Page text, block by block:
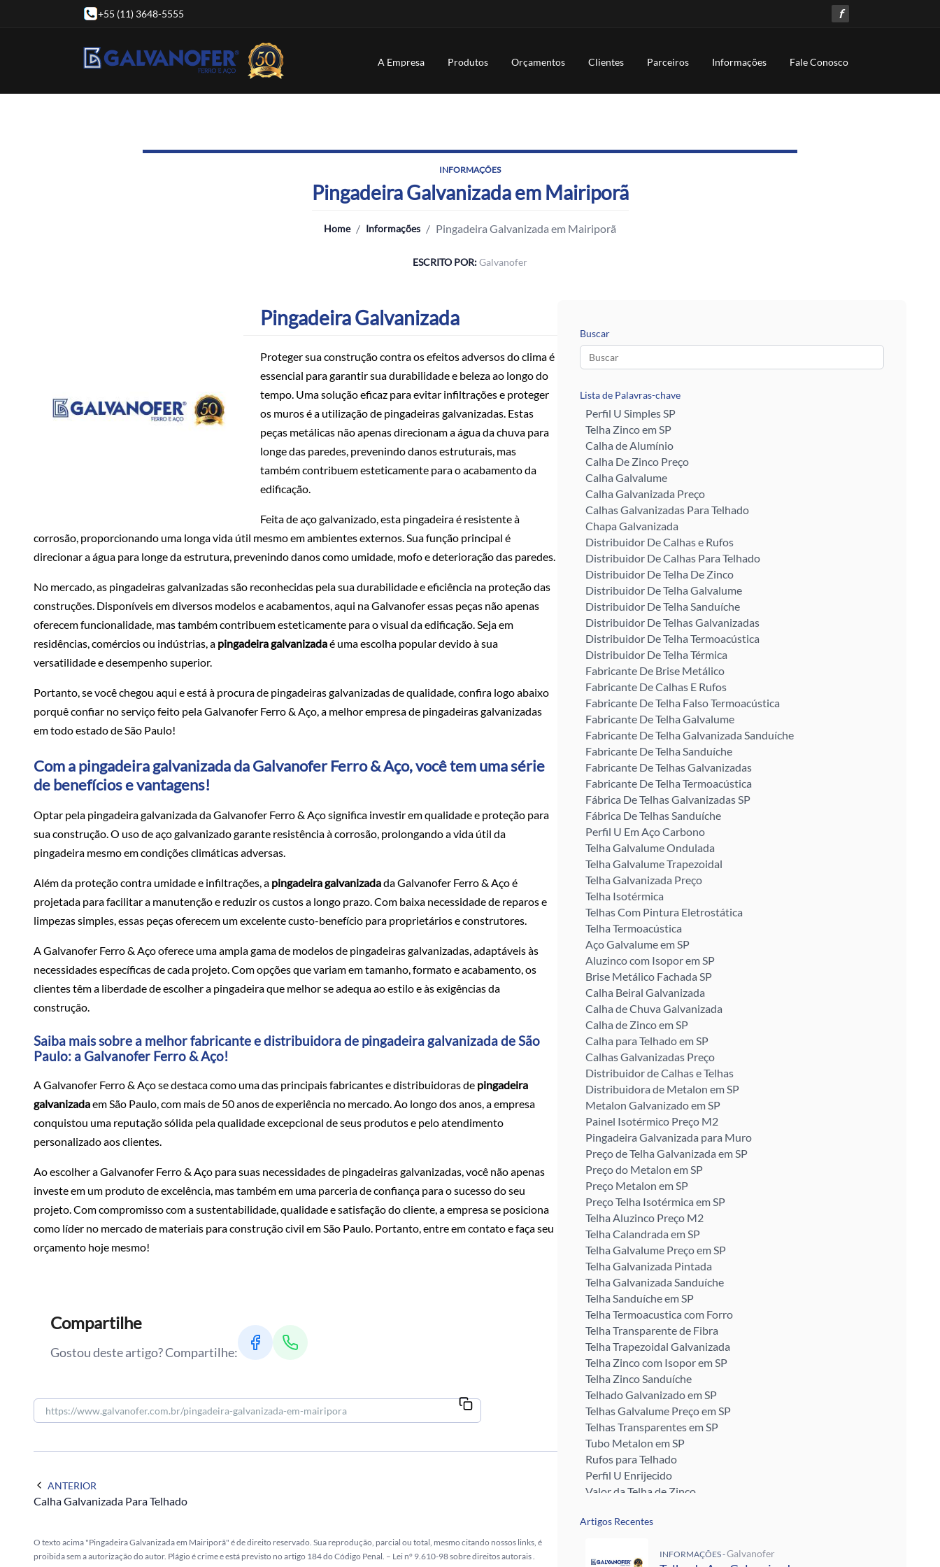
+55 (11) 3648-5555 f
A Empresa Produtos Orçamentos Clientes Parceiros Informações Fale Conosco
INFORMAÇÕES
Pingadeira Galvanizada em Mairiporã
Home / Informações / Pingadeira Galvanizada em Mairiporã
ESCRITO POR:Galvanofer
Pingadeira Galvanizada
Proteger sua construção contra os efeitos adversos do clima é
essencial para garantir sua durabilidade e beleza ao longo do
tempo. Uma solução eficaz para evitar infiltrações e proteger
os muros é a utilização de pingadeiras galvanizadas. Estas
peças metálicas não apenas direcionam a água da chuva para
longe das paredes, prevenindo danos estruturais, mas
também contribuem esteticamente para o acabamento da
edificação.
Feita de aço galvanizado, esta pingadeira é resistente à
corrosão, proporcionando uma longa vida útil mesmo em ambientes externos. Sua função principal é
direcionar a água para longe da estrutura, prevenindo danos como umidade, mofo e deterioração das paredes.
No mercado, as pingadeiras galvanizadas são reconhecidas pela sua durabilidade e eficiência na proteção das
construções. Disponíveis em diversos modelos e acabamentos, aqui na Galvanofer essas peças não apenas
oferecem funcionalidade, mas também contribuem esteticamente para o visual da edificação. Seja em
residências, comércios ou indústrias, a pingadeira galvanizadaé uma escolha popular devido à sua
versatilidade e desempenho superior.
Portanto, se você chegou aqui e está à procura de pingadeiras galvanizadas de qualidade, confira logo abaixo
porquê confiar no serviço feito pela Galvanofer Ferro & Aço, a melhor empresa de pingadeiras galvanizadas
em todo estado de São Paulo!
Com a pingadeira galvanizada da Galvanofer Ferro & Aço, você tem uma série
de benefícios e vantagens!
Optar pela pingadeira galvanizada da Galvanofer Ferro & Aço significa investir em qualidade e proteção para
sua construção. O uso de aço galvanizado garante resistência à corrosão, prolongando a vida útil da
pingadeira mesmo em condições climáticas adversas.
Além da proteção contra umidade e infiltrações, a pingadeira galvanizadada Galvanofer Ferro & Aço é
projetada para facilitar a manutenção e reduzir os custos a longo prazo. Com baixa necessidade de reparos e
limpezas simples, essas peças oferecem um excelente custo-benefício para proprietários e construtores.
A Galvanofer Ferro & Aço oferece uma ampla gama de modelos de pingadeiras galvanizadas, adaptáveis às
necessidades específicas de cada projeto. Com opções que variam em tamanho, formato e acabamento, os
clientes têm a liberdade de escolher a pingadeira que melhor se adequa ao estilo e às exigências da
construção.
Saiba mais sobre a melhor fabricante e distribuidora de pingadeira galvanizada de São
Paulo: a Galvanofer Ferro & Aço!
A Galvanofer Ferro & Aço se destaca como uma das principais fabricantes e distribuidoras de pingadeira
galvanizadaem São Paulo, com mais de 50 anos de experiência no mercado. Ao longo dos anos, a empresa
conquistou uma reputação sólida pela qualidade excepcional de seus produtos e pelo atendimento
personalizado aos clientes.
Ao escolher a Galvanofer Ferro & Aço para suas necessidades de pingadeiras galvanizadas, você não apenas
investe em um produto de excelência, mas também em uma parceria de confiança para o sucesso do seu
projeto. Com compromisso com a sustentabilidade, qualidade e satisfação do cliente, a empresa se posiciona
como líder no mercado de materiais para construção civil em São Paulo. Portanto, entre em contato e faça seu
orçamento hoje mesmo!
Compartilhe
Gostou deste artigo? Compartilhe:
ANTERIOR
Calha Galvanizada Para Telhado
O texto acima "Pingadeira Galvanizada em Mairiporã" é de direito reservado. Sua reprodução, parcial ou total, mesmo citando nossos links, é
proibida sem a autorização do autor. Plágio é crime e está previsto no artigo 184 do Código Penal. – Lei n° 9.610-98 sobre direitos autorais
Buscar
Lista de Palavras-chave
Perfil U Simples SP
Telha Zinco em SP
Calha de Alumínio
Calha De Zinco Preço
Calha Galvalume
Calha Galvanizada Preço
Calhas Galvanizadas Para Telhado
Chapa Galvanizada
Distribuidor De Calhas e Rufos
Distribuidor De Calhas Para Telhado
Distribuidor De Telha De Zinco
Distribuidor De Telha Galvalume
Distribuidor De Telha Sanduíche
Distribuidor De Telhas Galvanizadas
Distribuidor De Telha Termoacústica
Distribuidor De Telha Térmica
Fabricante De Brise Metálico
Fabricante De Calhas E Rufos
Fabricante De Telha Falso Termoacústica
Fabricante De Telha Galvalume
Fabricante De Telha Galvanizada Sanduíche
Fabricante De Telha Sanduíche
Fabricante De Telhas Galvanizadas
Fabricante De Telha Termoacústica
Fábrica De Telhas Galvanizadas SP
Fábrica De Telhas Sanduíche
Perfil U Em Aço Carbono
Telha Galvalume Ondulada
Telha Galvalume Trapezoidal
Telha Galvanizada Preço
Telha Isotérmica
Telhas Com Pintura Eletrostática
Telha Termoacústica
Aço Galvalume em SP
Aluzinco com Isopor em SP
Brise Metálico Fachada SP
Calha Beiral Galvanizada
Calha de Chuva Galvanizada
Calha de Zinco em SP
Calha para Telhado em SP
Calhas Galvanizadas Preço
Distribuidor de Calhas e Telhas
Distribuidora de Metalon em SP
Metalon Galvanizado em SP
Painel Isotérmico Preço M2
Pingadeira Galvanizada para Muro
Preço de Telha Galvanizada em SP
Preço do Metalon em SP
Preço Metalon em SP
Preço Telha Isotérmica em SP
Telha Aluzinco Preço M2
Telha Calandrada em SP
Telha Galvalume Preço em SP
Telha Galvanizada Pintada
Telha Galvanizada Sanduíche
Telha Sanduíche em SP
Telha Termoacustica com Forro
Telha Transparente de Fibra
Telha Trapezoidal Galvanizada
Telha Zinco com Isopor em SP
Telha Zinco Sanduíche
Telhado Galvanizado em SP
Telhas Galvalume Preço em SP
Telhas Transparentes em SP
Tubo Metalon em SP
Rufos para Telhado
Perfil U Enrijecido
Valor da Telha de Zinco
Rufo para Muro
Telha Zipada
Artigos Recentes
INFORMAÇÕES -Galvanofer